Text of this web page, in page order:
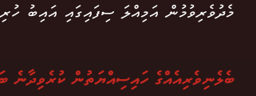
މެދުވެރިވުމުން އަމިއްލަ ސިފައިގައި އައިބު
ބެލެނިވެރިއެއްގެ ހައިސިއްޔަތުން ކުރެވިދާނެ